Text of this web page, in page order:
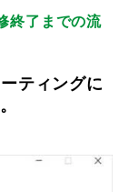
終了までの流
ティングに